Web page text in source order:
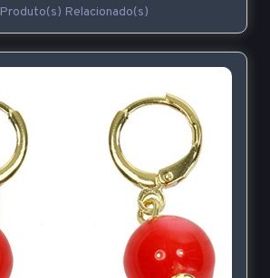
Produto(s) Relacionado(s)